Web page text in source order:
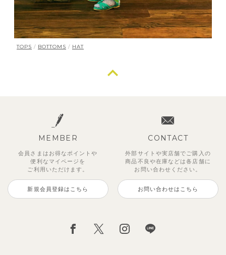
TOPS / BOTTOMS / HAT
MEMBER
会員さまはお得なポイントや
便利な マイページを
ご利用いただけます。
新規会員登録はこちら
CONTACT
外部サイトや実店舗でご購入の
商品不良や在庫などは各店舗に
お問い合わせください。
お問い合わせはこちら